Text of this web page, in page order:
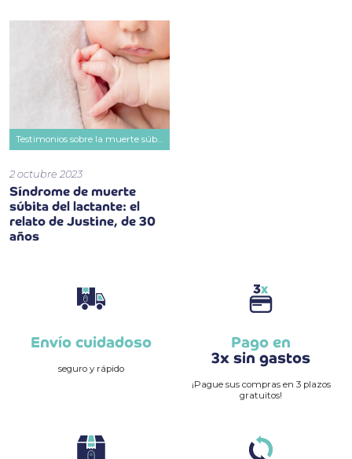
2 octubre 2023
Síndrome de muerte
súbita del lactante: el
relato de Justine, de 30
años
Envío cuidadoso
seguro y rápido
Pago en
3x sin gastos
¡Pague sus compras en 3 plazos
gratuitos!